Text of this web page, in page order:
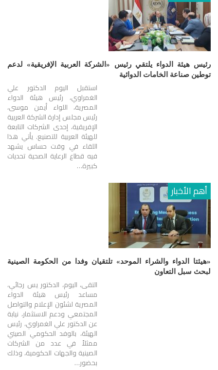
رئيس هيئة الدواء يلتقي رئيس «الشركة العربية الإفريقية» لدعم
توطين صناعة الخامات الدوائية
استقبل اليوم الدكتور علي
الغمراوي، رئيس هيئة الدواء
المصرية، اللواء أيمن موسى،
رئيس مجلس إدارة الشركة العربية
الإفريقية، إحدى الشركات التابعة
للهيئة العربية للتصنيع. يأتي هذا
اللقاء في وقت حساس يشهد
فيه قطاع الرعاية الصحية تحديات
كبيرة…
أهم الأخبار
«هيئتا الدواء والشراء الموحد» تلتقيان وفدا من الحكومة الصينية
لبحث سبل التعاون
التقى، اليوم، الدكتور يس رجائي،
مساعد رئيس هيئة الدواء
المصرية لشئون الإعلام والتواصل
المجتمعي ودعم الاستثمار، نيابة
عن الدكتور علي الغمراوي، رئيس
الهيئة، بالوفد الحكومي الصيني
ممثلاً في عدد من الشركات
الصينية والجهات الحكومية، وذلك
بحضور…